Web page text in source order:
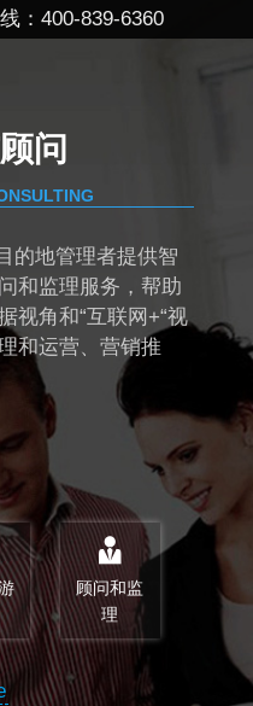
：400-839-6360
问
的地管理者提供智
和监理服务，帮助
视角和“互联网+“视
和运营、营销推
顾问和监
理